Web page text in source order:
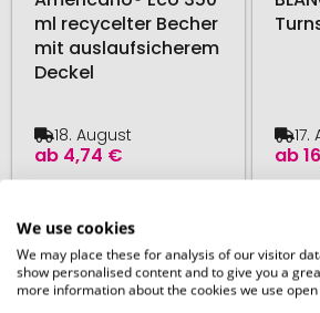
ml recycelter Becher
mit auslaufsicherem
Deckel
ab 4,74 €
18. August
ab
17.
BESTSELLER
We use cookies
We may place these for analysis of our visitor
show personalised content and to give you a
more information about the cookies we use